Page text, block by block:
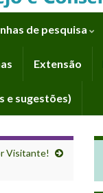
de pesquisa
Extensão
e sugestões)
Visitante!